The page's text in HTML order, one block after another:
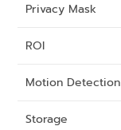
Privacy Mask
ROI
Motion Detection
Storage